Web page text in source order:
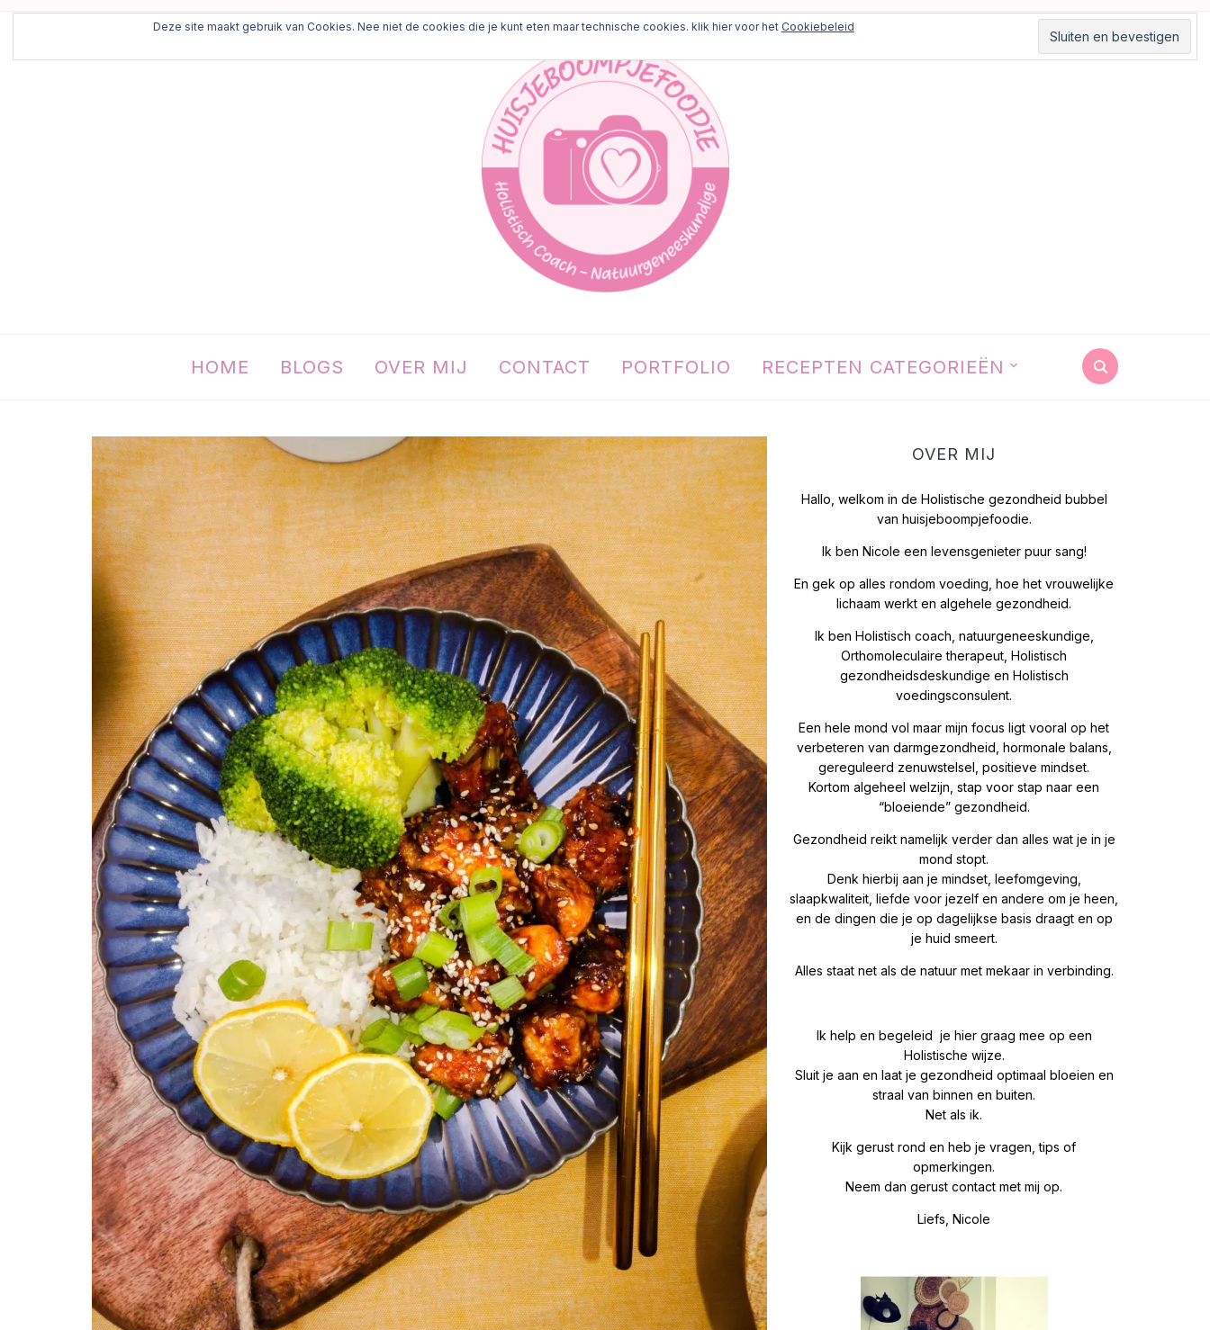
HOME BLOGS OVER MIJ CONTACT PORTFOLIO RECEPTEN CATEGORIEËN
OVER MIJ
Hallo, welkom in de Holistische gezondheid bubbel
van huisjeboompjefoodie.
Ik ben Nicole een levensgenieter puur sang!
En gek op alles rondom voeding, hoe het vrouwelijke
lichaam werkt en algehele gezondheid.
Ik ben Holistisch coach, natuurgeneeskundige,
Orthomoleculaire therapeut, Holistisch
gezondheidsdeskundige en Holistisch
voedingsconsulent.
Een hele mond vol maar mijn focus ligt vooral op het
verbeteren van darmgezondheid, hormonale balans,
gereguleerd zenuwstelsel, positieve mindset.
Kortom algeheel welzijn, stap voor stap naar een
“bloeiende” gezondheid.
Gezondheid reikt namelijk verder dan alles wat je in je
mond stopt.
Denk hierbij aan je mindset, leefomgeving,
slaapkwaliteit, liefde voor jezelf en andere om je heen,
en de dingen die je op dagelijkse basis draagt en op
je huid smeert.
Alles staat net als de natuur met mekaar in verbinding.
Ik help en begeleid je hier graag mee op een
Holistische wijze.
Sluit je aan en laat je gezondheid optimaal bloeien en
straal van binnen en buiten.
Net als ik.
Kijk gerust rond en heb je vragen, tips of
opmerkingen.
Neem dan gerust contact met mij op.
Liefs, Nicole
Deze site maakt gebruik van Cookies. Nee niet de cookies die je kunt eten maar technische cookies. klik hier voor het Cookiebeleid